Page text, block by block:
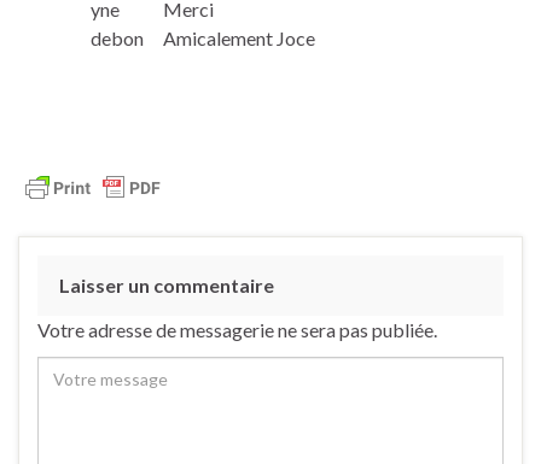
Merci
Amicalement Joce
Laisser un commentaire
Votre adresse de messagerie ne sera pas publiée.